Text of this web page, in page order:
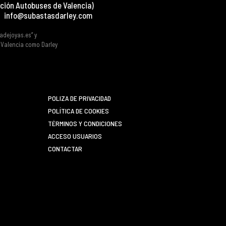
Autobuses de Valencia)
info@subastasdarley.com
y
como Darley
POLIZA DE PRIVACIDAD
POLÍTICA DE COOKIES
TÉRMINOS Y CONDICIONES
ACCESO USUARIOS
CONTACTAR